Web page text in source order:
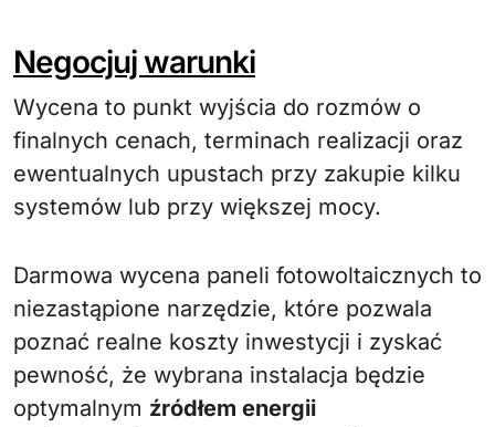
Negocjuj warunki
Wycena to punkt wyjścia do rozmów o
finalnych cenach, terminach realizacji oraz
ewentualnych upustach przy zakupie kilku
systemów lub przy większej mocy.
Darmowa wycena paneli fotowoltaicznych to
niezastąpione narzędzie, które pozwala
poznać realne koszty inwestycji i zyskać
pewność, że wybrana instalacja będzie
optymalnym źródłem energii